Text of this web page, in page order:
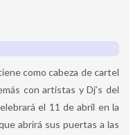
como cabeza de cartel
con artistas y Dj’s del
el 11 de abril en la
abrirá sus puertas a las